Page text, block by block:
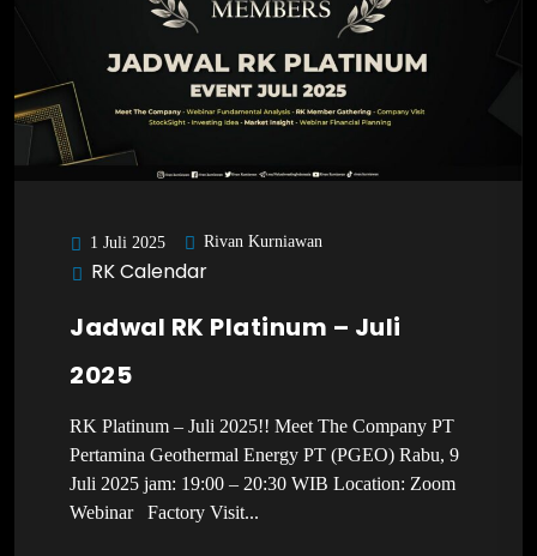
1 Juli 2025 Rivan Kurniawan
RK Calendar
Jadwal RK Platinum – Juli
2025
RK Platinum – Juli 2025!! Meet The Company PT
Pertamina Geothermal Energy PT (PGEO) Rabu, 9
Juli 2025 jam: 19:00 – 20:30 WIB Location: Zoom
Webinar Factory Visit...